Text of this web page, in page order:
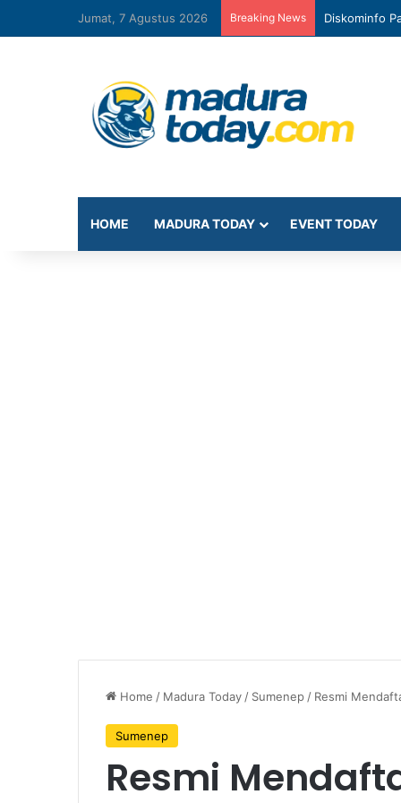
Jumat, 7 Agustus 2026 Breaking News Diskominfo
HOME MADURA TODAY EVENT TODAY
Home / Madura Today/ Sumenep/ Resmi
Sumenep
Resmi